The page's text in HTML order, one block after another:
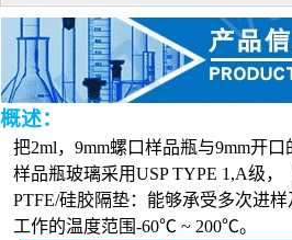
概述：
把2ml， 9mm螺口样品瓶与9mm开口
样品瓶玻璃采用USP TYPE 1,A级，
PTFE/硅胶隔垫：能够承受多次进
工作的温度范围-60℃ ~ 200℃。